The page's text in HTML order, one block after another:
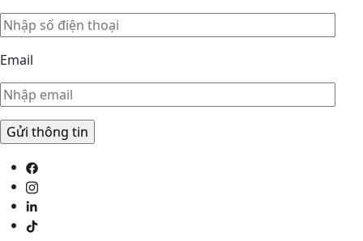
Email